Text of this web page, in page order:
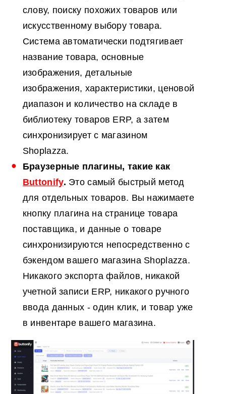
слову, поиску похожих товаров или
искусственному выбору товара.
Система автоматически подтягивает
название товара, основные
изображения, детальные
изображения, характеристики, ценовой
диапазон и количество на складе в
библиотеку товаров ERP, а затем
синхронизирует с магазином
Shoplazza.
Браузерные плагины, такие как
Buttonify. Это самый быстрый метод
для отдельных товаров. Вы нажимаете
кнопку плагина на странице товара
поставщика, и данные о товаре
синхронизируются непосредственно с
бэкендом вашего магазина Shoplazza.
Никакого экспорта файлов, никакой
учетной записи ERP, никакого ручного
ввода данных - один клик, и товар уже
в инвентаре вашего магазина.